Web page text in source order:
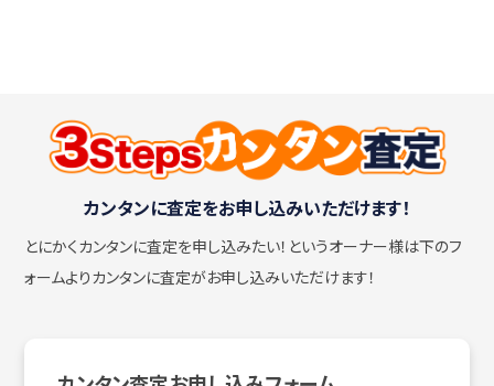
カンタンに査定をお申し込みいただけます！
とにかくカンタンに査定を申し込みたい！ というオーナー様は下のフ
ォームよりカンタンに査定がお申し込みいただけます！